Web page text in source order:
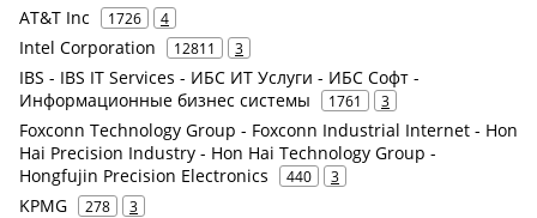
AT&T Inc 1726 4
Intel Corporation 12811 3
IBS - IBS IT Services - ИБС ИТ Услуги - ИБС Софт -
Информационные бизнес системы
1761 3
Foxconn Technology Group - Foxconn Industrial Internet - Hon
Hai Precision Industry - Hon Hai Technology Group -
Hongfujin Precision Electronics
440 3
KPMG 278 3